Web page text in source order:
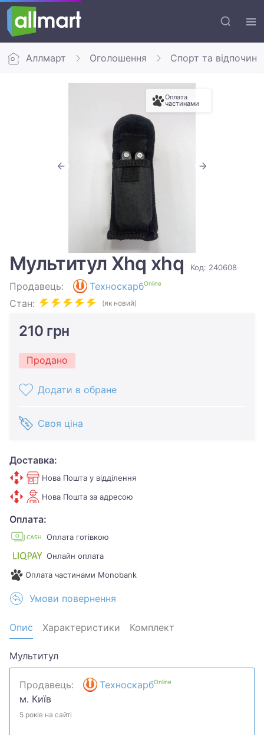
Аллмарт Оголошення Спорт та
Оплата
частинами
Мультитул Xhq xhq Код: 240608
Продавець: ТехноскарбOnline
Стан: (як новий)
210 грн
Продано
Додати в обране
Своя ціна
Доставка:
Нова Пошта у відділення
Нова Пошта за адресою
Оплата:
Оплата готівкою
Онлайн оплата
Оплата частинами Monobank
Умови повернення
Опис Характеристики Комплект
Мультитул
Продавець: ТехноскарбOnline
м. Київ
5 років на сайті